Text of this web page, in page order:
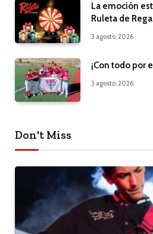
La emoción
Ruleta de
3 agosto, 2026
¡Con todo por
3 agosto, 2026
Don't Miss